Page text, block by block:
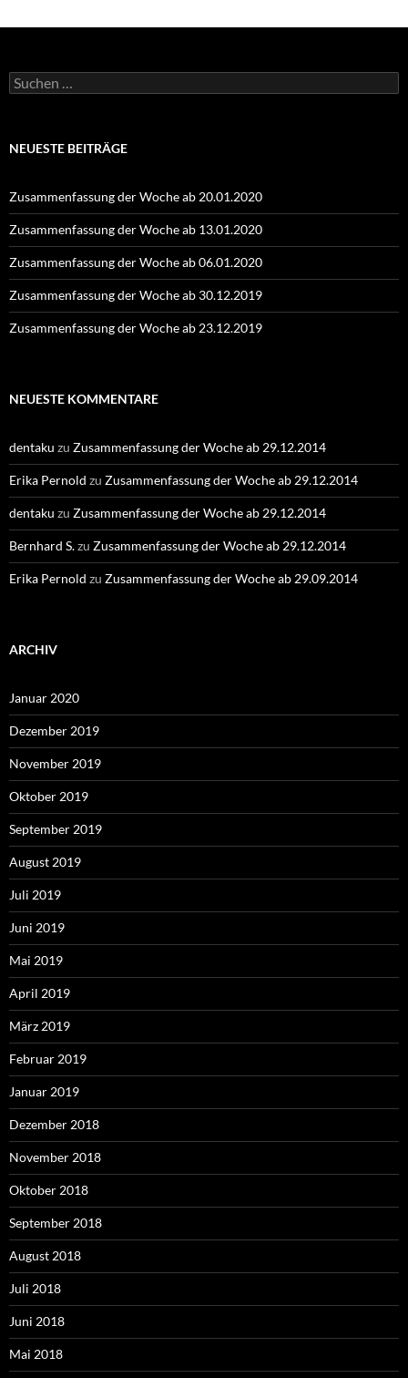
Suchen
nach:
NEUESTE BEITRÄGE
Zusammenfassung der Woche ab 20.01.2020
Zusammenfassung der Woche ab 13.01.2020
Zusammenfassung der Woche ab 06.01.2020
Zusammenfassung der Woche ab 30.12.2019
Zusammenfassung der Woche ab 23.12.2019
NEUESTE KOMMENTARE
dentaku zu Zusammenfassung der Woche ab 29.12.2014
Erika Pernold zu Zusammenfassung der Woche ab 29.12.2014
dentaku zu Zusammenfassung der Woche ab 29.12.2014
Bernhard S.zu Zusammenfassung der Woche ab 29.12.2014
Erika Pernold zu Zusammenfassung der Woche ab 29.09.2014
ARCHIV
Januar 2020
Dezember 2019
November 2019
Oktober 2019
September 2019
August 2019
Juli 2019
Juni 2019
Mai 2019
April 2019
März 2019
Februar 2019
Januar 2019
Dezember 2018
November 2018
Oktober 2018
September 2018
August 2018
Juli 2018
Juni 2018
Mai 2018